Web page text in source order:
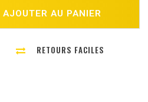
AJOUTER AU PANIER
RETOURS FACILES